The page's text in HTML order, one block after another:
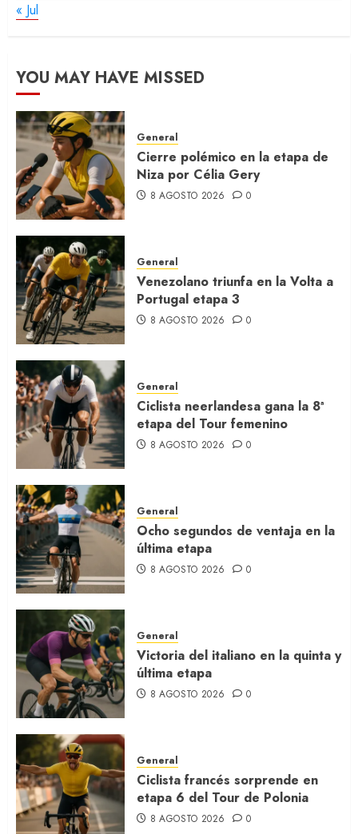
« Jul
YOU MAY HAVE MISSED
General
Cierre polémico en la etapa de
Niza por Célia Gery
8 AGOSTO 2026 0
General
Venezolano triunfa en la Volta a
Portugal etapa 3
8 AGOSTO 2026 0
General
Ciclista neerlandesa gana la 8ª
etapa del Tour femenino
8 AGOSTO 2026 0
General
Ocho segundos de ventaja en la
última etapa
8 AGOSTO 2026 0
General
Victoria del italiano en la quinta y
última etapa
8 AGOSTO 2026 0
General
Ciclista francés sorprende en
etapa 6 del Tour de Polonia
8 AGOSTO 2026 0